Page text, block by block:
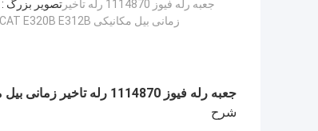
تصویر بزرگ : جعبه رله فیوز 1114870 رله تاخیر
زمانی بیل مکانیکی CAT E320B E312B
جعبه رله فیوز 1114870 رله تاخیر زمانی بیل مکانیکی CAT E320B E312B
شرح